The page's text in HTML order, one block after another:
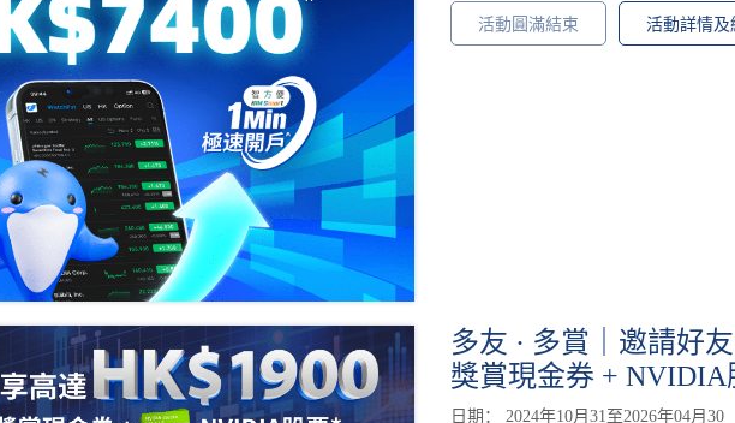
活動圓滿結束 活動詳情及
多友 · 多賞｜邀請好
獎賞現金券 + NVIDIA
日期： 2024年10月31至2026年04月30